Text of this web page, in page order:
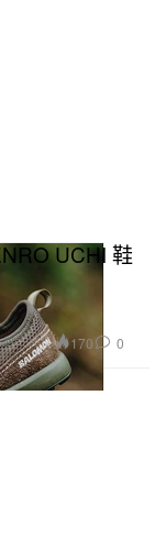
UCHI 鞋
170 0